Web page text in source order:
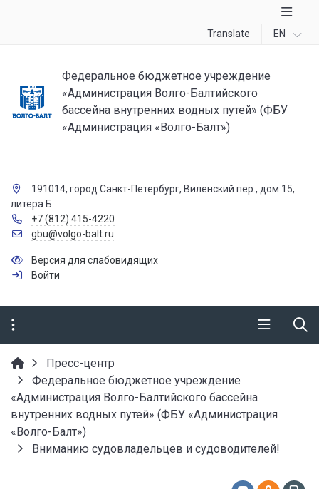
Translate EN
Федеральное бюджетное учреждение
«Администрация Волго-Балтийского
бассейна внутренних водных путей» (ФБУ
«Администрация «Волго-Балт»)
191014, город Санкт-Петербург, Виленский пер., дом 15,
литера Б
+7 (812) 415-4220
gbu@volgo-balt.ru
Версия для слабовидящих
Войти
Пресс-центр
Федеральное бюджетное учреждение
«Администрация Волго-Балтийского бассейна
внутренних водных путей» (ФБУ «Администрация
«Волго-Балт»)
Вниманию судовладельцев и судоводителей!